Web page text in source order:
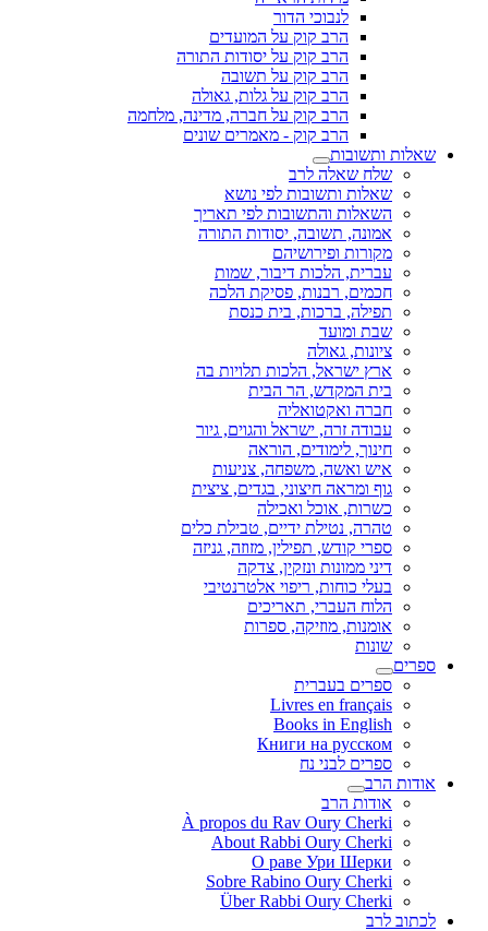
לנבוכי הדור
הרב קוק על המועדים
הרב קוק על יסודות התורה
הרב קוק על תשובה
הרב קוק על גלות, גאולה
הרב קוק על חברה, מדינה, מלחמה
הרב קוק - מאמרים שונים
שאלות ותשובות
שלח שאלה לרב
שאלות ותשובות לפי נושא
השאלות והתשובות לפי תאריך
אמונה, תשובה, יסודות התורה
מקורות ופירושיהם
עברית, הלכות דיבור, שמות
חכמים, רבנות, פסיקת הלכה
תפילה, ברכות, בית כנסת
שבת ומועד
ציונות, גאולה
ארץ ישראל, הלכות תלויות בה
בית המקדש, הר הבית
חברה ואקטואליה
עבודה זרה, ישראל והגוים, גיור
חינוך, לימודים, הוראה
איש ואשה, משפחה, צניעות
גוף ומראה חיצוני, בגדים, ציצית
כשרות, אוכל ואכילה
טהרה, נטילת ידיים, טבילת כלים
ספרי קודש, תפילין, מזוזה, גניזה
דיני ממונות ונזקין, צדקה
בעלי כוחות, ריפוי אלטרנטיבי
הלוח העברי, תאריכים
אומנות, מוזיקה, ספרות
שונות
ספרים
ספרים בעברית
Livres en français
Books in English
Книги на русском
ספרים לבני נח
אודות הרב
אודות הרב
À propos du Rav Oury Cherki
About Rabbi Oury Cherki
О раве Ури Шерки
Sobre Rabino Oury Cherki
Über Rabbi Oury Cherki
לכתוב לרב